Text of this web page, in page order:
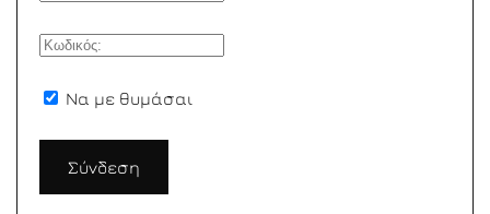
Να με θυμάσαι
Σύνδεση